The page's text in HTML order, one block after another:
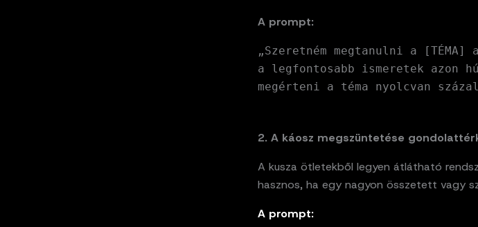
A prompt:
„Szeretném megtanulni a
a legfontosabb ismeretek azon
megérteni a téma nyolcvan
2. A káosz megszüntetése
A kusza ötletekből legyen átlátható
hasznos, ha egy nagyon összetett vagy
A prompt: